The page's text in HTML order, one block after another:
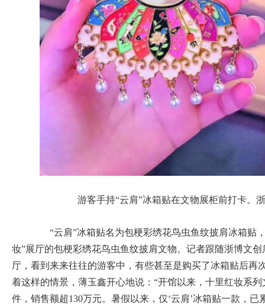
游客手持“云肩”冰箱贴在文物展柜前打卡。
“云肩”冰箱贴名为包梗彩绣花鸟虫鱼纹披肩冰箱贴
妆”展厅的包梗彩绣花鸟虫鱼纹披肩文物。记者跟随浙博文
厅，看到来来往往的游客中，有些甚至是购买了冰箱贴后再
着这样的情景，薄玉鑫开心地说：“开馆以来，十里红妆系
件，销售额超130万元。暑假以来，仅‘云肩’冰箱贴一款，已